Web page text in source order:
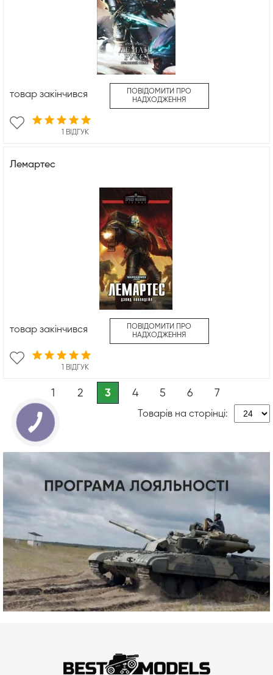
1 ВІДГУК
товар закінчився
ПОВІДОМИТИ ПРО
НАДХОДЖЕННЯ
Лемартес
1 ВІДГУК
товар закінчився
ПОВІДОМИТИ ПРО
НАДХОДЖЕННЯ
1 2 3 4 5 6 7
Товарів на сторінці: